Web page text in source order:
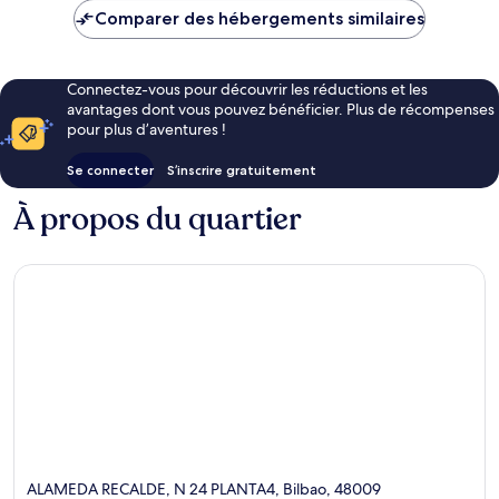
de
Comparer des hébergements similaires
Connectez-vous pour découvrir les réductions et les
avantages dont vous pouvez bénéficier. Plus de récompenses
pour plus d’aventures !
Se connecter S’inscrire gratuitement
À propos du quartier
ALAMEDA RECALDE, N 24 PLANTA4, Bilbao, 48009